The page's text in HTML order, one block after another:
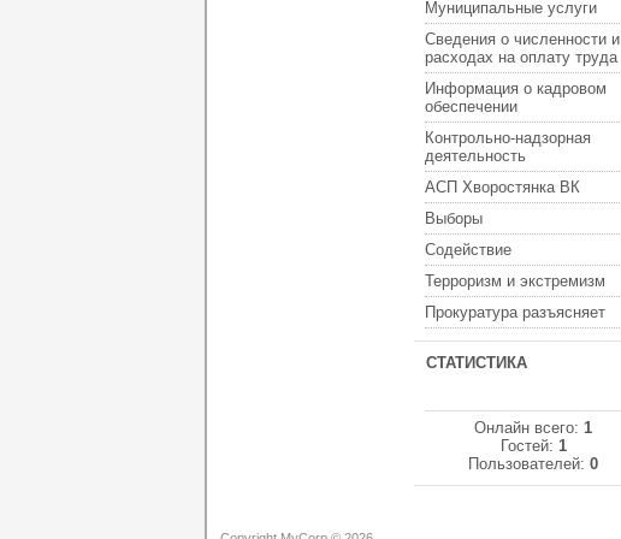
Муниципальные услуги
Сведения о численности и
расходах на оплату труда
Информация о кадровом
обеспечении
Контрольно-надзорная
деятельность
АСП Хворостянка ВК
Выборы
Содействие
Терроризм и экстремизм
Прокуратура разъясняет
СТАТИСТИКА
Онлайн всего: 1
Гостей: 1
Пользователей: 0